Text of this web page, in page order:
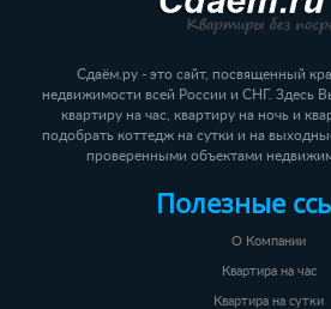
Сдаём.ру - это сайт, посвященный
недвижимости всей России и СНГ. Здесь
квартиру на час, квартиру на ночь и
подобрать коттедж на сутки и на
проверенными объектами
Полезные
О Компании
Квартира на час
Квартира на сутки